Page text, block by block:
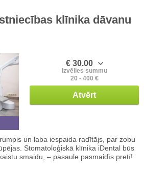
klīnika dāvanu
€ 30.00
Izvēlies summu
20 - 400 €
Atvērt
un laba iespaida radītājs, par zobu
Stomatoloģiskā klīnika iDental būs
smaidu, – pasaule pasmaidīs pretī!